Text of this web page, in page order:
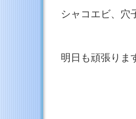
シャコエビ、穴
明日も頑張りま